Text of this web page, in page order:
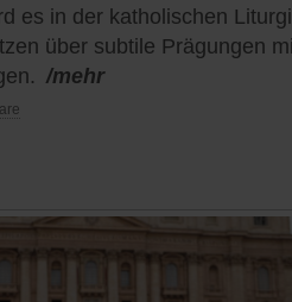
es in der katholischen
über subtile Prägungen
/mehr